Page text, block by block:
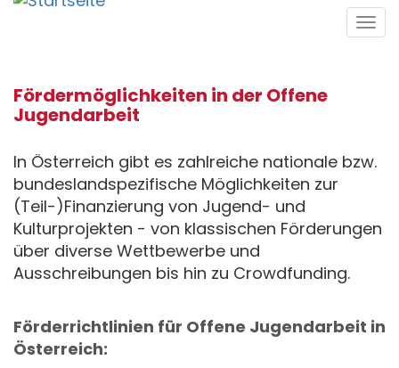
Direkt
Fördermöglichkeiten in der Offene
Jugendarbeit
In Österreich gibt es zahlreiche nationale bzw.
bundeslandspezifische Möglichkeiten zur
(Teil-)Finanzierung von Jugend- und
Kulturprojekten - von klassischen Förderungen
über diverse Wettbewerbe und
Ausschreibungen bis hin zu Crowdfunding.
Förderrichtlinien für Offene Jugendarbeit in
Österreich: